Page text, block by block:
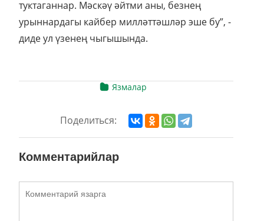
туктаганнар. Мәскәү әйтми аны, безнең
урыннардагы кайбер милләттәшләр эше бу”, -
диде ул үзенең чыгышында.
Язмалар
Поделиться:
Комментарийлар